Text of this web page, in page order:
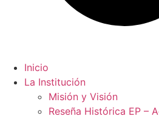
Inicio
La Institución
Misión y Visión
Reseña Histórica EP –